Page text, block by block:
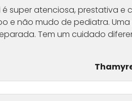
super atenciosa, prestativa e
e não mudo de pediatra.
Tem um cuidado